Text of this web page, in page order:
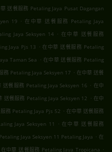
送餐服務 Petaling Jaya Pusat Dagangan
19 . 在中華 送餐服務 Petaling Jaya
Jaya Seksyen 14 . 在中華 送餐服務
Jaya Pjs 13 . 在中華 送餐服務 Petaling
Taman Sea . 在中華 送餐服務 Petaling
務 Petaling Jaya Seksyen 17 . 在中華 送餐
送餐服務 Petaling Jaya Seksyen 16 . 在中
送餐服務 Petaling Jaya Seksyen 12 . 在中
務 Petaling Jaya Pjs 52 . 在中華 送餐服務
Jaya Seksyen 11 . 在中華 送餐服務
Jaya Seksyen 11 Petaling Jaya . 在
在中華 送餐服務 Petaling Jaya Tropicana .